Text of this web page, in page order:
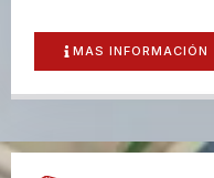
MAS INFORMACIÓN